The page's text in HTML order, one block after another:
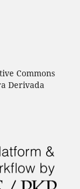
Commons
Derivada